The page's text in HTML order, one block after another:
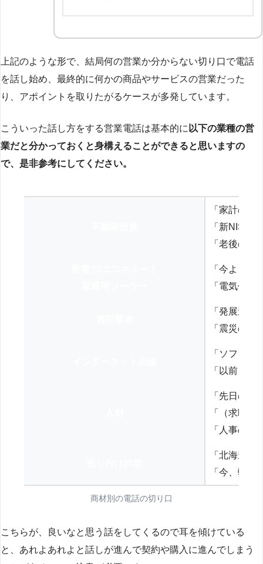
上記のような形で、結局何の営業か分からない切り口で電話
を話し始め、最終的に何かの商品やサービスの営業だった
り、アポイントを取りたがるケースが多発しています。
こういった話し方をする営業電話は基本的に 以下の業種の営
業だと分かっておくと身構えることができると思いますの
で、是非参考にしてください。
「家計の見
「新NISA
「老後の
「今より
「電気代を
「発展途
「震災の
「ソフト
「以前、
「先日の
「（求職
「人事の方
「北海道
「今、弊
商材別の電話の切り口
こちらが、良いなと思う話をしてくるので耳を傾けている
と、あれよあれよと話しが進んで契約や購入に進んでしまう